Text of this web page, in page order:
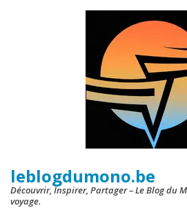
leblogdumono.be
Découvrir, Inspirer, Partager – Le Blog du
voyage.